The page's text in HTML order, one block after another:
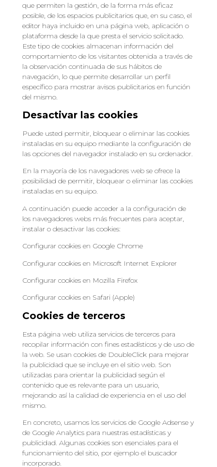
que permiten la gestión, de la forma más eficaz
posible, de los espacios publicitarios que, en su caso, el
editor haya incluido en una página web, aplicación o
plataforma desde la que presta el servicio solicitado.
Este tipo de cookies almacenan información del
comportamiento de los visitantes obtenida a través de
la observación continuada de sus hábitos de
navegación, lo que permite desarrollar un perfil
específico para mostrar avisos publicitarios en función
del mismo.
Desactivar las cookies
Puede usted permitir, bloquear o eliminar las cookies
instaladas en su equipo mediante la configuración de
las opciones del navegador instalado en su ordenador.
En la mayoría de los navegadores web se ofrece la
posibilidad de permitir, bloquear o eliminar las cookies
instaladas en su equipo.
A continuación puede acceder a la configuración de
los navegadores webs más frecuentes para aceptar,
instalar o desactivar las cookies:
Configurar cookies en Google Chrome
Configurar cookies en Microsoft Internet Explorer
Configurar cookies en Mozilla Firefox
Configurar cookies en Safari (Apple)
Cookies de terceros
Esta página web utiliza servicios de terceros para
recopilar información con fines estadísticos y de uso de
la web. Se usan cookies de DoubleClick para mejorar
la publicidad que se incluye en el sitio web. Son
utilizadas para orientar la publicidad según el
contenido que es relevante para un usuario,
mejorando así la calidad de experiencia en el uso del
mismo.
En concreto, usamos los servicios de Google Adsense y
de Google Analytics para nuestras estadísticas y
publicidad. Algunas cookies son esenciales para el
funcionamiento del sitio, por ejemplo el buscador
incorporado.